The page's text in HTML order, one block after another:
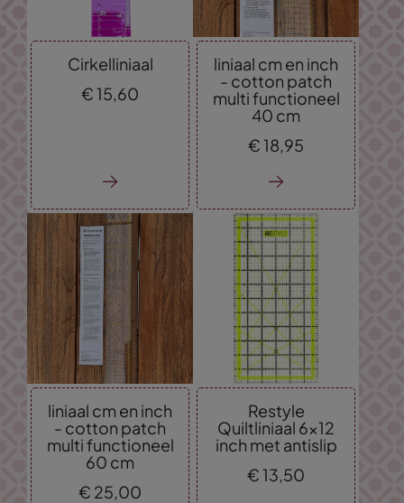
Cirkelliniaal
€15,60
liniaal cm en inch
- cotton patch
multi functioneel
40 cm
€18,95
liniaal cm en inch
- cotton patch
multi functioneel
60 cm
€ 25, 00
Restyle
Quiltliniaal 6x12
inch met antislip
€13, 50